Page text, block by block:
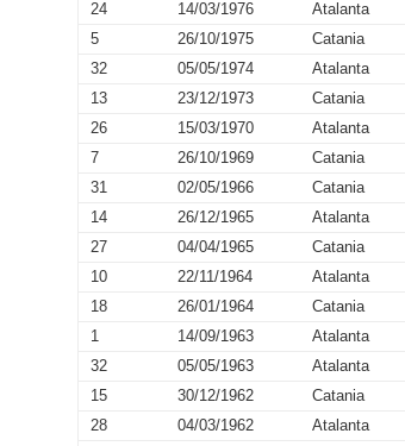
24
14/03/1976 Atalanta
5
26/10/1975 Catania
32
05/05/1974 Atalanta
13
23/12/1973 Catania
26
15/03/1970 Atalanta
7
26/10/1969 Catania
31
02/05/1966 Catania
14
26/12/1965 Atalanta
27
04/04/1965 Catania
10
22/11/1964 Atalanta
18
26/01/1964 Catania
1
14/09/1963 Atalanta
32
05/05/1963 Atalanta
15
30/12/1962 Catania
28
04/03/1962 Atalanta